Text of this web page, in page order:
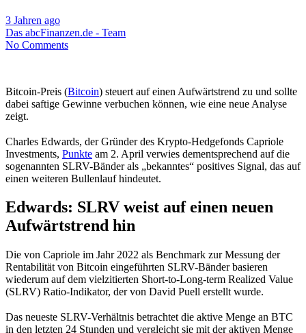
3 Jahren ago
Das abcFinanzen.de - Team
No Comments
Bitcoin-Preis (Bitcoin) steuert auf einen Aufwärtstrend zu und sollte
dabei saftige Gewinne verbuchen können, wie eine neue Analyse
zeigt.
Charles Edwards, der Gründer des Krypto-Hedgefonds Capriole
Investments, Punkte am 2. April verwies dementsprechend auf die
sogenannten SLRV-Bänder als „bekanntes“ positives Signal, das auf
einen weiteren Bullenlauf hindeutet.
Edwards: SLRV weist auf einen neuen
Aufwärtstrend hin
Die von Capriole im Jahr 2022 als Benchmark zur Messung der
Rentabilität von Bitcoin eingeführten SLRV-Bänder basieren
wiederum auf dem vielzitierten Short-to-Long-term Realized Value
(SLRV) Ratio-Indikator, der von David Puell erstellt wurde.
Das neueste SLRV-Verhältnis betrachtet die aktive Menge an BTC
in den letzten 24 Stunden und vergleicht sie mit der aktiven Menge